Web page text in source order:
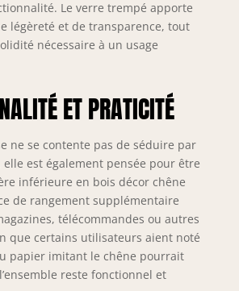
immeuble. Pas de
livraison en étage
ou d'installation.
au vendredi) ou
l’article dans
l’agence de
livraison près de
chez vous.
Le verre trempé apporte
légèreté et de transparence, tout
nécessaire à un usage
ET PRATICITÉ
ne se contente pas de séduire par
elle est également pensée pour être
inférieure en bois décor chêne
de rangement supplémentaire
télécommandes ou autres
que certains utilisateurs aient noté
papier imitant le chêne pourrait
reste fonctionnel et